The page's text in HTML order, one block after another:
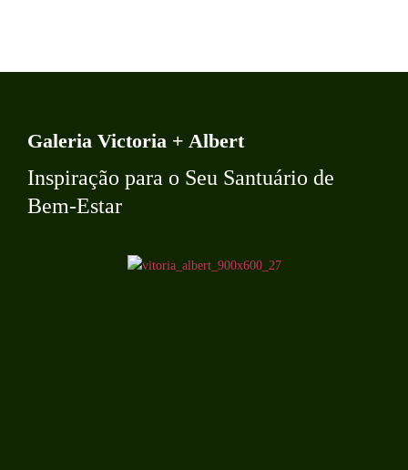
Galeria Victoria + Albert
Inspiração para o Seu Santuário de
Bem-Estar